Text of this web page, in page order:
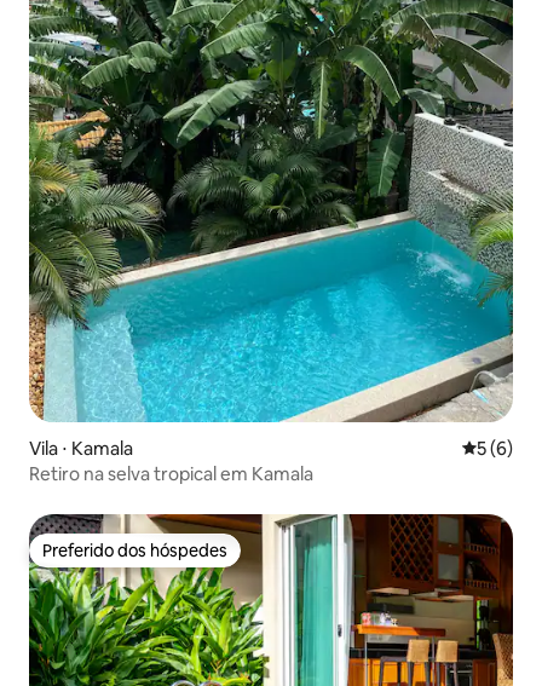
Vila ⋅ Kamala 5 de
5 (6)
Retiro na selva tropical em Kamala
Preferido dos hóspedes
Preferido dos hóspedes